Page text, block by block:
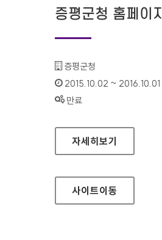
증평군청 홈페이지
기관명 :
증평군청
인증기간 :
2015.10.02 ~ 2016.10.01
상태 :
만료
증평군청 홈페이지
자세히보기
사이트이동